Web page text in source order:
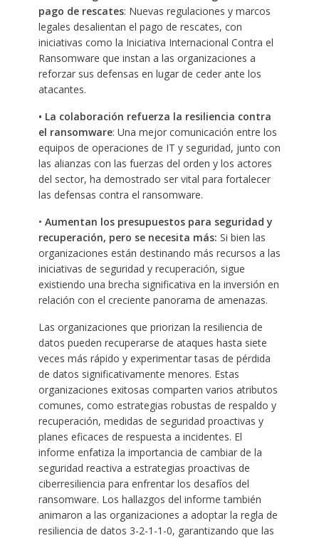
pago de rescates: Nuevas regulaciones y marcos
legales desalientan el pago de rescates, con
iniciativas como la Iniciativa Internacional Contra el
Ransomware que instan a las organizaciones a
reforzar sus defensas en lugar de ceder ante los
atacantes.
• La colaboración refuerza la resiliencia contra
el ransomware: Una mejor comunicación entre los
equipos de operaciones de IT y seguridad, junto con
las alianzas con las fuerzas del orden y los actores
del sector, ha demostrado ser vital para fortalecer
las defensas contra el ransomware.
• Aumentan los presupuestos para seguridad y
recuperación, pero se necesita más: Si bien las
organizaciones están destinando más recursos a las
iniciativas de seguridad y recuperación, sigue
existiendo una brecha significativa en la inversión en
relación con el creciente panorama de amenazas.
Las organizaciones que priorizan la resiliencia de
datos pueden recuperarse de ataques hasta siete
veces más rápido y experimentar tasas de pérdida
de datos significativamente menores. Estas
organizaciones exitosas comparten varios atributos
comunes, como estrategias robustas de respaldo y
recuperación, medidas de seguridad proactivas y
planes eficaces de respuesta a incidentes. El
informe enfatiza la importancia de cambiar de la
seguridad reactiva a estrategias proactivas de
ciberresiliencia para enfrentar los desafíos del
ransomware. Los hallazgos del informe también
animaron a las organizaciones a adoptar la regla de
resiliencia de datos 3-2-1-1-0, garantizando que las